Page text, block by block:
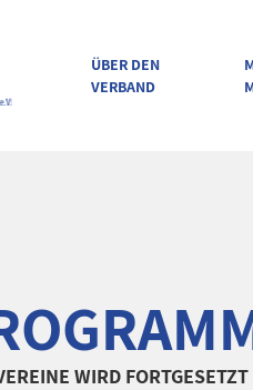
ÜBER DEN
VERBAND
WIRD FORTGESETZT